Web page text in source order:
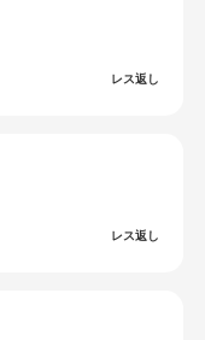
レス返し
レス返し